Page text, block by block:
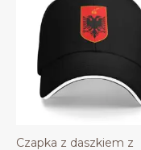
Czapka z daszkiem z